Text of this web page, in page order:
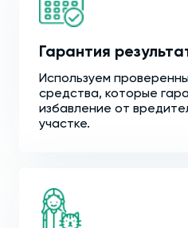
Гарантия
Используем
средства, которые
избавление от
участке.